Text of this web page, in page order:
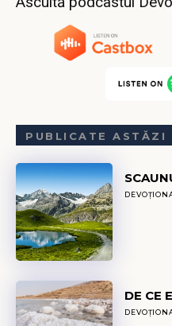
PUBLICATE ASTĂZI
DE CE